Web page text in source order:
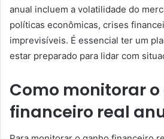
anual incluem a volatilidade do
políticas econômicas, crises
imprevisíveis. É essencial ter um
estar preparado para lidar com
Como monitorar
financeiro real